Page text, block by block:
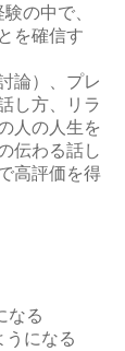
の中で、
を確信す
論）、プレ
し方、リラ
人の人生を
伝わる話し
高評価を得
なる
うになる